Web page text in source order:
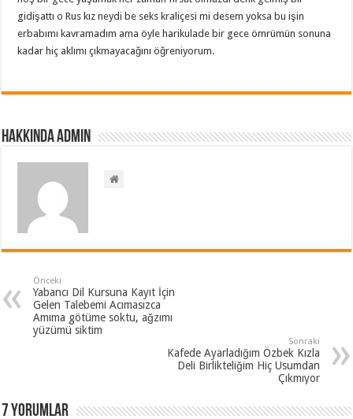
gidişattı o Rus kız neydi be seks kraliçesi mi desem yoksa bu işin
erbabımı kavramadım ama öyle harikulade bir gece ömrümün sonuna
kadar hiç aklımı çıkmayacağını öğreniyorum.
Hakkında admin
Önceki
Yabancı Dil Kursuna Kayıt İçin
Gelen Talebemi Acımasızca
Amıma götüme soktu, ağzımı
yüzümü siktim
Sonraki
Kafede Ayarladığım Özbek Kızla
Deli Birlikteliğim Hiç Usumdan
Çıkmıyor
7 Yorumlar